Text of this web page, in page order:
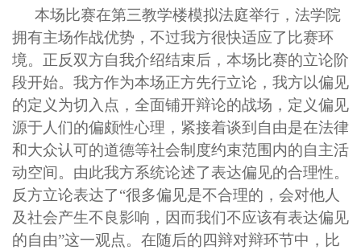
本场比赛在第三教学楼模拟法庭举行，法学院
拥有主场作战优势，不过我方很快适应了比赛环
境。正反双方自我介绍结束后，本场比赛的立论阶
段开始。我方作为本场正方先行立论，我方以偏见
的定义为切入点，全面铺开辩论的战场，定义偏见
源于人们的偏颇性心理，紧接着谈到自由是在法律
和大众认可的道德等社会制度约束范围内的自主活
动空间。由此我方系统论述了表达偏见的合理性。
反方立论表达了“很多偏见是不合理的，会对他人
及社会产生不良影响，因而我们不应该有表达偏见
的自由”这一观点。在随后的四辩对辩环节中，比